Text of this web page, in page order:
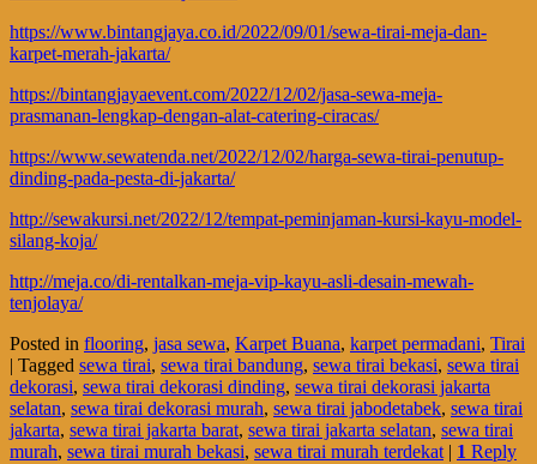
https://www.bintangjaya.co.id/2022/09/01/sewa-tirai-meja-dan-
karpet-merah-jakarta/
https://bintangjayaevent.com/2022/12/02/jasa-sewa-meja-
prasmanan-lengkap-dengan-alat-catering-ciracas/
https://www.sewatenda.net/2022/12/02/harga-sewa-tirai-penutup-
dinding-pada-pesta-di-jakarta/
http://sewakursi.net/2022/12/tempat-peminjaman-kursi-kayu-model-
silang-koja/
http://meja.co/di-rentalkan-meja-vip-kayu-asli-desain-mewah-
tenjolaya/
Posted in flooring, jasa sewa, Karpet Buana, karpet permadani, Tirai
| Tagged sewa tirai, sewa tirai bandung, sewa tirai bekasi, sewa tirai
dekorasi, sewa tirai dekorasi dinding, sewa tirai dekorasi jakarta
selatan, sewa tirai dekorasi murah, sewa tirai jabodetabek, sewa tirai
jakarta, sewa tirai jakarta barat, sewa tirai jakarta selatan, sewa tirai
murah, sewa tirai murah bekasi, sewa tirai murah terdekat | 1 Reply